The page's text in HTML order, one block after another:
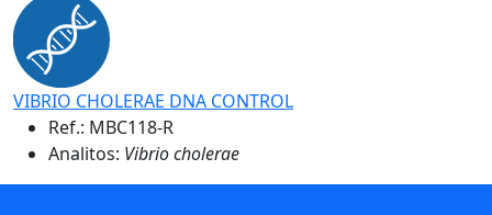
VIBRIO CHOLERAE DNA CONTROL
Ref.: MBC118-R
Analitos: Vibrio cholerae